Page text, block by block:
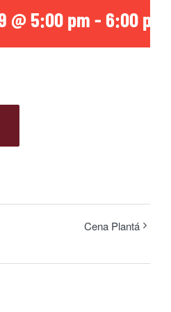
@ 5:00 pm - 6:00 pm
Cena Plantá